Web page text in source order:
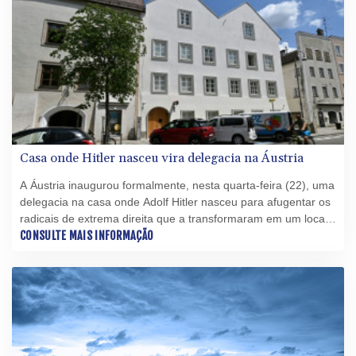
Casa onde Hitler nasceu vira delegacia na Áustria
A Áustria inaugurou formalmente, nesta quarta-feira (22), uma
delegacia na casa onde Adolf Hitler nasceu para afugentar os
radicais de extrema direita que a transformaram em um local
de peregrinação neonazista.
CONSULTE MAIS INFORMAÇÃO